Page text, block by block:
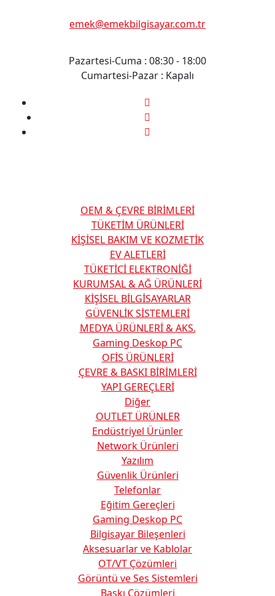
emek@emekbilgisayar.com.tr
Pazartesi-Cuma : 08:30 - 18:00
Cumartesi-Pazar : Kapalı
OEM & ÇEVRE BİRİMLERİ
TÜKETİM ÜRÜNLERİ
KİŞİSEL BAKIM VE KOZMETİK
EV ALETLERİ
TÜKETİCİ ELEKTRONİĞİ
KURUMSAL & AĞ ÜRÜNLERİ
KİŞİSEL BİLGİSAYARLAR
GÜVENLİK SİSTEMLERİ
MEDYA ÜRÜNLERİ & AKS.
Gaming Deskop PC
OFİS ÜRÜNLERİ
ÇEVRE & BASKI BİRİMLERİ
YAPI GEREÇLERİ
Diğer
OUTLET ÜRÜNLER
Endüstriyel Ürünler
Network Ürünleri
Yazılım
Güvenlik Ürünleri
Telefonlar
Eğitim Gereçleri
Gaming Deskop PC
Bilgisayar Bileşenleri
Aksesuarlar ve Kablolar
OT/VT Çözümleri
Görüntü ve Ses Sistemleri
Baskı Çözümleri